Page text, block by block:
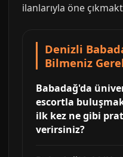
ilanlarıyla öne
Denizli
Bilmeniz
Babadağ'da
escortla
ilk kez ne gibi
verirsiniz?